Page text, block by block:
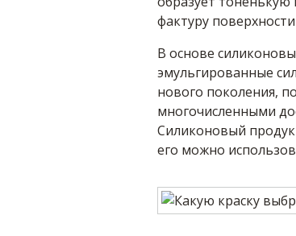
фактуру
В основе
эмульгированные
нового поколения,
многочисленными
Силиконовый
его можно